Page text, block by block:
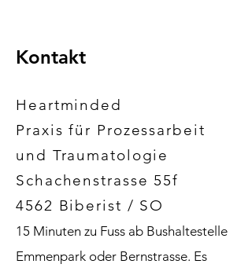
Kontakt
Heartminded
Praxis für Prozessarbeit
und Traumatologie
Schachenstrasse 55f
4562 Biberist / SO
15 Minuten zu Fuss ab Bushaltestelle
Emmenpark oder Bernstrasse. Es